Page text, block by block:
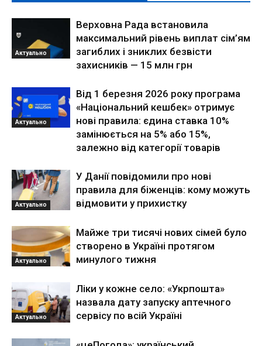
Актуально
Верховна Рада встановила
максимальний рівень виплат сім’ям
загиблих і зниклих безвісти
захисників — 15 млн грн
Актуально
Від 1 березня 2026 року програма
«Національний кешбек» отримує
нові правила: єдина ставка 10%
замінюється на 5% або 15%,
залежно від категорії товарів
Актуально
У Данії повідомили про нові
правила для біженців: кому можуть
відмовити у прихистку
Актуально
Майже три тисячі нових сімей було
створено в Україні протягом
минулого тижня
Актуально
Ліки у кожне село: «Укрпошта»
назвала дату запуску аптечного
сервісу по всій Україні